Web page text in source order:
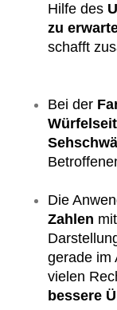
Hilfe des
zu
schafft
Bei der
Die
Zahlen
gerade im
vielen
bessere